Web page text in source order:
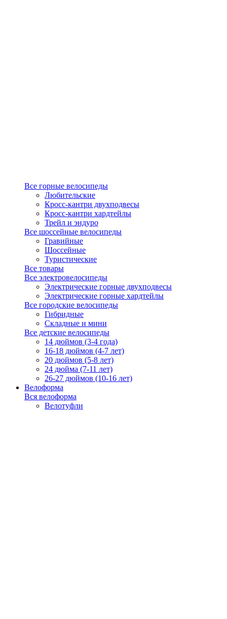
Все горные велосипеды
Любительские
Кросс-кантри двухподвесы
Кросс-кантри хардтейлы
Трейл и эндуро
Все шоссейные велосипеды
Гравийные
Шоссейные
Туристические
Все товары
Все электровелосипеды
Электрические горные двухподвесы
Электрические горные хардтейлы
Все городские велосипеды
Гибридные
Складные и мини
Все детские велосипеды
14 дюймов (3-4 года)
16-18 дюймов (4-7 лет)
20 дюймов (5-8 лет)
24 дюйма (7-11 лет)
26-27 дюймов (10-16 лет)
Велоформа
Вся велоформа
Велотуфли